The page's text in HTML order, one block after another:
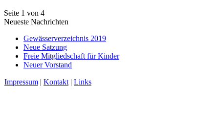
Seite 1 von 4
Neueste Nachrichten
Gewässerverzeichnis 2019
Neue Satzung
Freie Mitgliedschaft für Kinder
Neuer Vorstand
Impressum | Kontakt | Links